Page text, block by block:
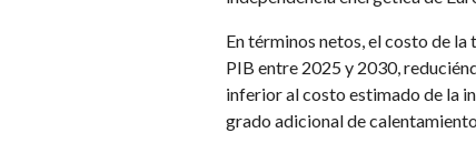
En términos netos, el costo de
PIB entre 2025 y 2030,
inferior al costo estimado de la
grado adicional de